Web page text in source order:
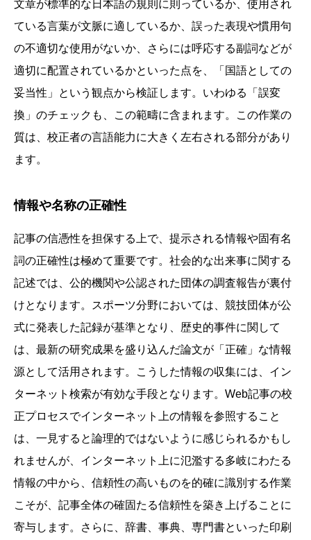
文章が標準的な日本語の規則に則っているか、使用され
ている言葉が文脈に適しているか、誤った表現や慣用句
の不適切な使用がないか、さらには呼応する副詞などが
適切に配置されているかといった点を、「国語としての
妥当性」という観点から検証します。いわゆる「誤変
換」のチェックも、この範疇に含まれます。この作業の
質は、校正者の言語能力に大きく左右される部分があり
ます。
情報や名称の正確性
記事の信憑性を担保する上で、提示される情報や固有名
詞の正確性は極めて重要です。社会的な出来事に関する
記述では、公的機関や公認された団体の調査報告が裏付
けとなります。スポーツ分野においては、競技団体が公
式に発表した記録が基準となり、歴史的事件に関して
は、最新の研究成果を盛り込んだ論文が「正確」な情報
源として活用されます。こうした情報の収集には、イン
ターネット検索が有効な手段となります。Web記事の校
正プロセスでインターネット上の情報を参照すること
は、一見すると論理的ではないように感じられるかもし
れませんが、インターネット上に氾濫する多岐にわたる
情報の中から、信頼性の高いものを的確に識別する作業
こそが、記事全体の確固たる信頼性を築き上げることに
寄与します。さらに、辞書、事典、専門書といった印刷